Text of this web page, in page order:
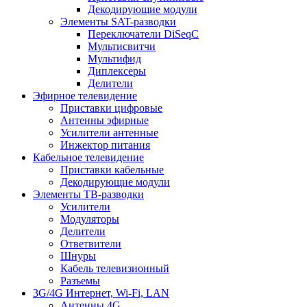
Декодирующие модули
Элементы SAT-разводки
Переключатели DiSeqC
Мультисвитчи
Мультифид
Диплексеры
Делители
Эфирное телевидение
Приставки цифровые
Антенны эфирные
Усилители антенные
Инжектор питания
Кабельное телевидение
Приставки кабельные
Декодирующие модули
Элементы ТВ-разводки
Усилители
Модуляторы
Делители
Ответвители
Шнуры
Кабель телевизионный
Разъемы
3G/4G Интернет, Wi-Fi, LAN